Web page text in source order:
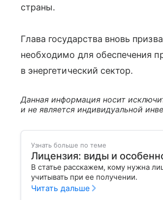
страны.
Глава государства вновь
необходимо для обеспечения
в энергетический сектор.
Данная информация носит
и не является индивидуальной
Узнать больше по теме
Лицензия: виды и
В статье расскажем, кому нужна
учитывать при ее получении.
Читать дальше